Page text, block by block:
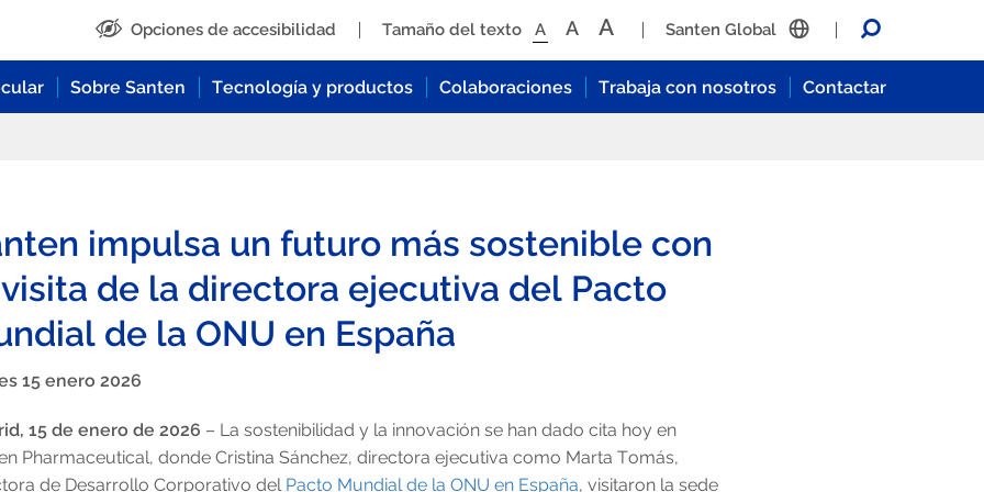
Opciones de accesibilidad Tamaño del texto A A A Santen Global
Glaucoma
Ojo seco
Infección ocular
Catarata
Sobre Santen
Acerca de Santen
Sala de prensa
Noticias
Responsabilidad social corporativa
Tecnología y productos
Nuestra tecnología
Productos
Colaboraciones Trabaja con nosotros
Por qué trabajar en Santen
Solicitar
Crecimiento profesional
Contactar
y temas relacionados con
productos
Contactar con la sede de Santen
España
impulsa un futuro más sostenible con
de la directora ejecutiva del Pacto
de la ONU en España
15 enero 2026
15 de enero de 2026 – La sostenibilidad y la innovación se han dado cita hoy en
Pharmaceutical, donde Cristina Sánchez, directora ejecutiva como Marta Tomás,
de Desarrollo Corporativo del Pacto Mundial de la ONU en España, visitaron la sede